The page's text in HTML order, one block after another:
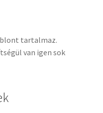
tartalmaz.
van igen sok